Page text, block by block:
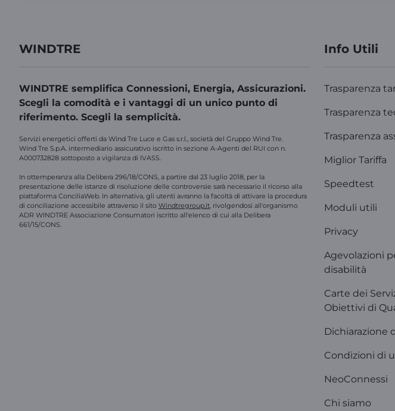
WINDTRE
WINDTRE semplifica Connessioni, Energia, Assicurazioni.
Scegli la comodità e i vantaggi di un unico punto di
riferimento. Scegli la semplicità.
Servizi energetici offerti da Wind Tre Luce e Gas s.r.l., società del Gruppo Wind Tre.
Wind Tre S.p.A. intermediario assicurativo iscritto in sezione A-Agenti del RUI con n.
A000732828 sottoposto a vigilanza di IVASS.
In ottemperanza alla Delibera 296/18/CONS, a partire dal 23 luglio 2018, per la
presentazione delle istanze di risoluzione delle controversie sarà necessario il ricorso alla
piattaforma ConciliaWeb. In alternativa, gli utenti avranno la facoltà di attivare la procedura
di conciliazione accessibile attraverso il sito Windtregroup.it, rivolgendosi all'organismo
ADR WINDTRE Associazione Consumatori iscritto all'elenco di cui alla Delibera
661/15/CONS.
Info Utili
Trasparenza
Trasparenza
Trasparenza
Miglior Tariffa
Speedtest
Moduli utili
Privacy
Agevolazioni
disabilità
Carte dei
Obiettivi di
Dichiarazione
Condizioni di
NeoConnessi
Chi siamo